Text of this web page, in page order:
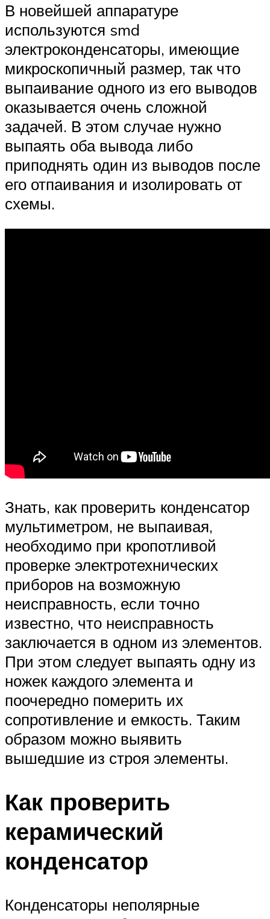
В новейшей аппаратуре
используются smd
электроконденсаторы, имеющие
микроскопичный размер, так что
выпаивание одного из его выводов
оказывается очень сложной
задачей. В этом случае нужно
выпаять оба вывода либо
приподнять один из выводов после
его отпаивания и изолировать от
схемы.
Знать, как проверить конденсатор
мультиметром, не выпаивая,
необходимо при кропотливой
проверке электротехнических
приборов на возможную
неисправность, если точно
известно, что неисправность
заключается в одном из элементов.
При этом следует выпаять одну из
ножек каждого элемента и
поочередно померить их
сопротивление и емкость. Таким
образом можно выявить
вышедшие из строя элементы.
Как проверить
керамический
конденсатор
Конденсаторы неполярные